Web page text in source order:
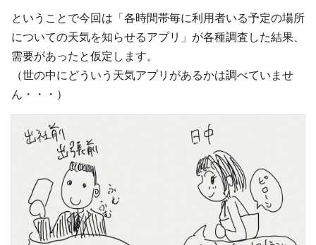
ということで今回は「各時間帯毎に利用者いる予定の場所
についての天気を知らせるアプリ」が各種調査した結果、
需要があったと仮定します。
（世の中にどういう天気アプリがあるかは調べていませ
ん・・・）